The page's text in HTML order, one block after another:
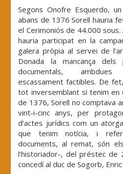
Segons Onofre Esquerdo,
abans de 1376 Sorell hauria
el Cerimoniós de 44.000
hauria participat en la
galera pròpia al servei de
Donada la mancança dels
documentals,
escassament factibles. De
tot inversemblant si tenim
de 1376, Sorell no comptava
vint-i-cinc anys, per
d’actes jurídics com un
que tenim notícia, i
documents, al remat, són
l’historiador-, del préstec de
concedí al duc de Sogorb, Enric